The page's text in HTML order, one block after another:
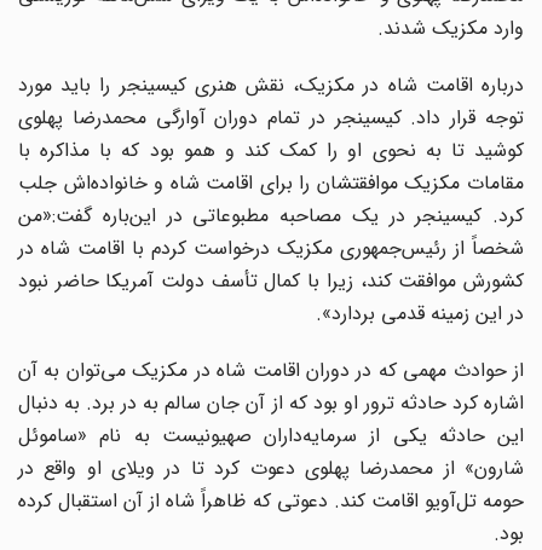
وارد مکزیک شدند.
درباره اقامت شاه در مکزیک، نقش هنری کیسینجر را باید مورد
توجه قرار داد. کیسینجر در تمام دوران آوارگی محمدرضا پهلوی
کوشید تا به نحوی او را کمک کند و همو بود که با مذاکره با
مقامات مکزیک موافقتشان را برای اقامت شاه و خانواده‌اش جلب
کرد. کیسینجر در یک مصاحبه مطبوعاتی در این‌باره گفت:«من
شخصاً از رئیس‌جمهوری مکزیک درخواست کردم با اقامت شاه در
کشورش موافقت کند، زیرا با کمال تأسف دولت آمریکا حاضر نبود
در این زمینه قدمی بردارد».
از حوادث مهمی که در دوران اقامت شاه در مکزیک می‌توان به آن
اشاره کرد حادثه ترور او بود که از آن جان سالم به در برد. به دنبال
این حادثه یکی از سرمایه‌داران صهیونیست به نام «ساموئل
شارون» از محمدرضا پهلوی دعوت کرد تا در ویلای او واقع در
حومه تل‌آویو اقامت کند. دعوتی که ظاهراً شاه از آن استقبال کرده
بود.